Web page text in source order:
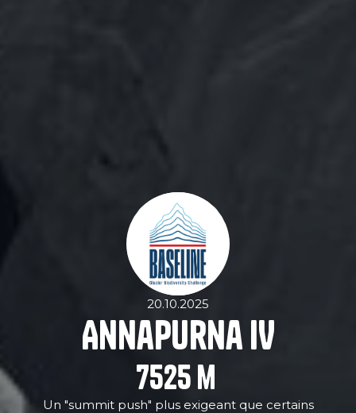
20.10.2025
Annapurna IV
7525m
Un "summit push" plus exigeant que certains